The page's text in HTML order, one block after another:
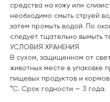
средства на кожу или
необходимо смыть струей
затем промыть водой. По
следует тщательно вымыть
УСЛОВИЯ ХРАНЕНИЯ
В сухом, защищенном от
животных месте в упаковке
пищевых продуктов и
°С. Срок годности — 3 года.